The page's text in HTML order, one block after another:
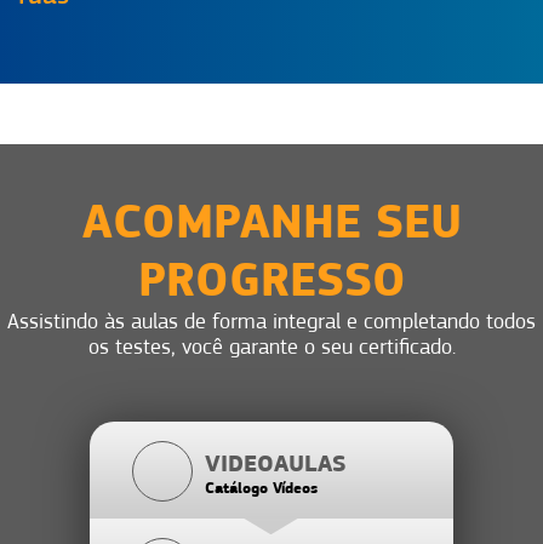
ACOMPANHE SEU
PROGRESSO
Assistindo às aulas de forma integral e completando todos
os testes, você garante o seu certificado.
VIDEOAULAS
Catálogo Vídeos